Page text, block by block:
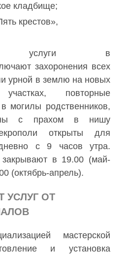
кладбище;
крестов»,
услуги в
захоронения всех
урной в землю на новых
повторные
могилы родственников,
с прахом в нишу
открыты для
с 9 часов утра.
закрывают в 19.00 (май-
(октябрь-апрель).
УСЛУГ ОТ
мастерской
и установка